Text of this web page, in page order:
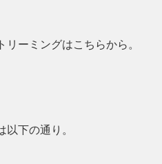
ーミングはこちらから。
下の通り。